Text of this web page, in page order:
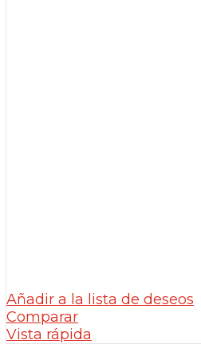
Añadir a la lista de deseos
Comparar
Vista rápida